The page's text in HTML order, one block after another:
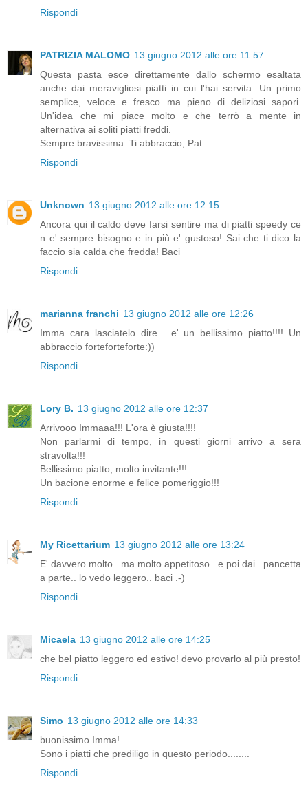
Rispondi
PATRIZIA MALOMO 13 giugno 2012 alle ore 11:57
Questa pasta esce direttamente dallo schermo esaltata
anche dai meravigliosi piatti in cui l'hai servita. Un primo
semplice, veloce e fresco ma pieno di deliziosi sapori.
Un'idea che mi piace molto e che terrò a mente in
alternativa ai soliti piatti freddi.
Sempre bravissima. Ti abbraccio, Pat
Rispondi
Unknown 13 giugno 2012 alle ore 12:15
Ancora qui il caldo deve farsi sentire ma di piatti speedy ce
n e' sempre bisogno e in più e' gustoso! Sai che ti dico la
faccio sia calda che fredda! Baci
Rispondi
marianna franchi 13 giugno 2012 alle ore 12:26
Imma cara lasciatelo dire... e' un bellissimo piatto!!!! Un
abbraccio forteforteforte:))
Rispondi
Lory B. 13 giugno 2012 alle ore 12:37
Arrivooo Immaaa!!! L'ora è giusta!!!!
Non parlarmi di tempo, in questi giorni arrivo a sera
stravolta!!!
Bellissimo piatto, molto invitante!!!
Un bacione enorme e felice pomeriggio!!!
Rispondi
My Ricettarium 13 giugno 2012 alle ore 13:24
E' davvero molto.. ma molto appetitoso.. e poi dai.. pancetta
a parte.. lo vedo leggero.. baci .-)
Rispondi
Micaela 13 giugno 2012 alle ore 14:25
che bel piatto leggero ed estivo! devo provarlo al più presto!
Rispondi
Simo 13 giugno 2012 alle ore 14:33
buonissimo Imma!
Sono i piatti che prediligo in questo periodo........
Rispondi